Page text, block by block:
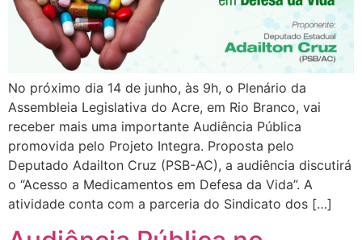
No próximo dia 14 de junho, às 9h, o Plenário da
Assembleia Legislativa do Acre, em Rio Branco, vai
receber mais uma importante Audiência Pública
promovida pelo Projeto Integra. Proposta pelo
Deputado Adailton Cruz (PSB-AC), a audiência discutirá
o “Acesso a Medicamentos em Defesa da Vida”. A
atividade conta com a parceria do Sindicato dos […]